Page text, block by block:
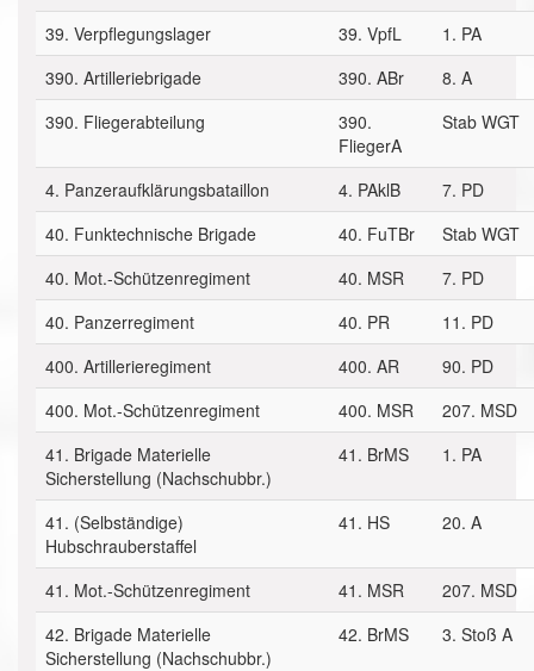
39. Verpflegungslager
39. VpfL
1. PA
390. Artilleriebrigade
390. ABr
8. A
390. Fliegerabteilung
390.
FliegerA
Stab WGT
4. Panzeraufklärungsbataillon 4. PAklB
7. PD
40. Funktechnische Brigade
40. FuTBr
Stab WGT
40. Mot.-Schützenregiment
40. MSR
7. PD
40. Panzerregiment
40. PR
11. PD
400. Artillerieregiment
400. AR
90. PD
400. Mot.-Schützenregiment
400. MSR
207. MSD
41. Brigade Materielle
Sicherstellung (Nachschubbr.)
41. BrMS 1. PA
41. (Selbständige)
Hubschrauberstaffel
41. HS 20. A
41. Mot.-Schützenregiment 41. MSR
207. MSD
42. Brigade Materielle
Sicherstellung (Nachschubbr.)
42. BrMS 3. Stoß A